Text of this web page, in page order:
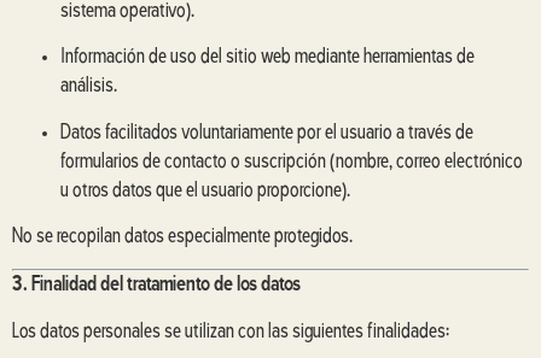
sistema operativo).
Información de uso del sitio web mediante herramientas de
análisis.
Datos facilitados voluntariamente por el usuario a través de
formularios de contacto o suscripción (nombre, correo electrónico
u otros datos que el usuario proporcione).
No se recopilan datos especialmente protegidos.
3. Finalidad del tratamiento de los datos
Los datos personales se utilizan con las siguientes finalidades: